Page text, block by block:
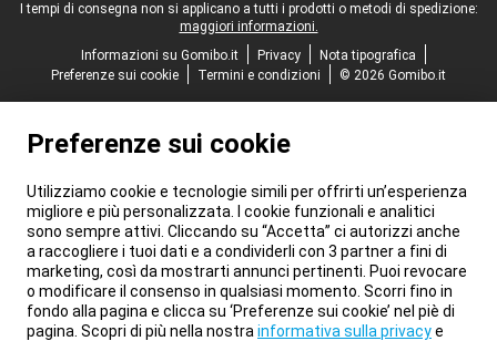
I tempi di consegna non si applicano a tutti i prodotti o metodi di spedizione:
maggiori informazioni.
Informazioni su Gomibo.it
Privacy
Nota tipografica
Preferenze sui cookie
Termini e condizioni © 2026 Gomibo.it
Preferenze sui cookie
Utilizziamo cookie e tecnologie simili per offrirti un’esperienza
migliore e più personalizzata. I cookie funzionali e analitici
sono sempre attivi. Cliccando su “Accetta” ci autorizzi anche
a raccogliere i tuoi dati e a condividerli con 3 partner a fini di
marketing, così da mostrarti annunci pertinenti. Puoi revocare
o modificare il consenso in qualsiasi momento. Scorri fino in
fondo alla pagina e clicca su ‘Preferenze sui cookie’ nel piè di
pagina. Scopri di più nella nostra informativa sulla privacye